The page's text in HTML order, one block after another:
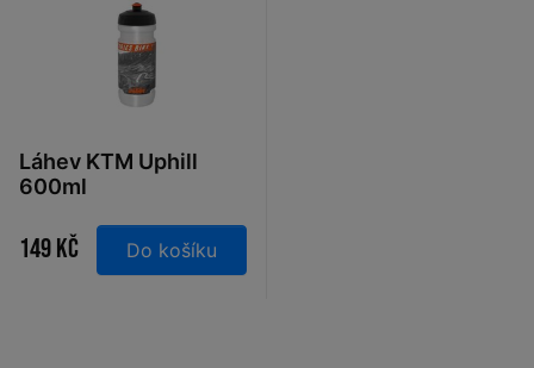
Láhev KTM Uphill
600ml
149 Kč Do košíku